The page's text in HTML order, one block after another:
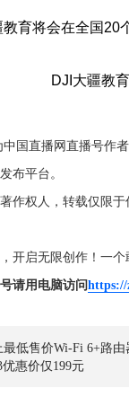
育将会在全国20
中国直播网直播号作
布平台。
作权人，转载仅限
开启无限创作！一
请用电脑访问https://
低售价Wi-Fi 6+路由
惠价仅199元